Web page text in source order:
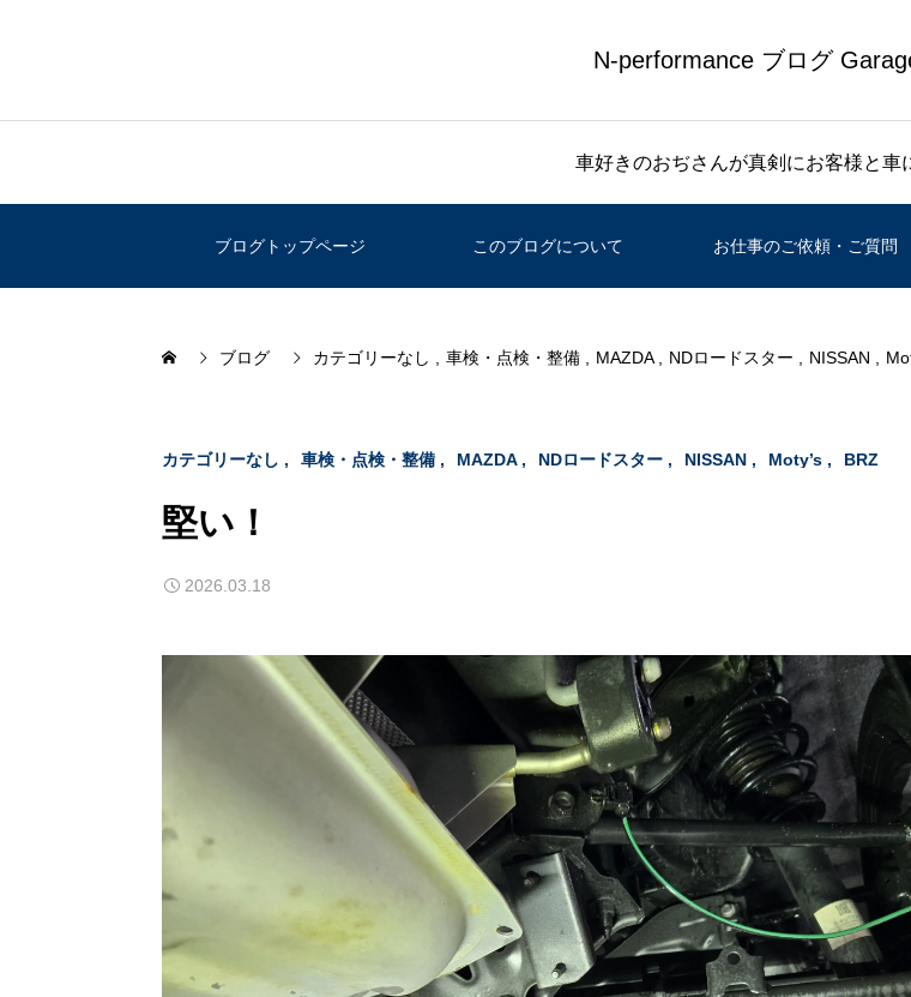
N-performance ブログ
車好きのおぢさんが真剣にお客様と車
ブログトップページ このブログについて お仕事のご依頼・ご質問
ブログ カテゴリーなし 車検・点検・整備 MAZDA NDロードスター NISSAN
カテゴリーなし 車検・点検・整備 MAZDA NDロードスター NISSAN Moty’s BRZ
堅い！
2026.03.18